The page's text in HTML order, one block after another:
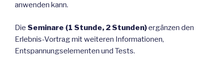
anwenden kann.
Die Seminare (1 Stunde, 2 Stunden)ergänzen den
Erlebnis-Vortrag mit weiteren Informationen,
Entspannungselementen und Tests.